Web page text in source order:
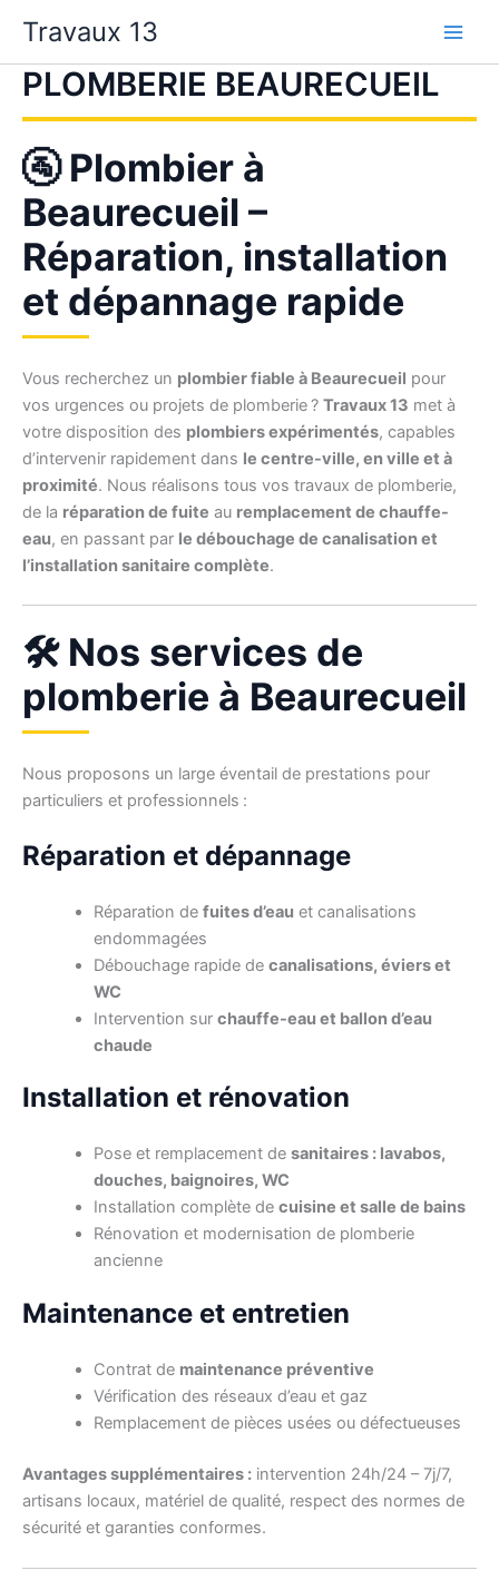
contenu
Travaux 13
PLOMBERIE BEAURECUEIL
🚰 Plombier à
Beaurecueil –
Réparation, installation
et dépannage rapide
Vous recherchez un plombier fiable à Beaurecueil pour
vos urgences ou projets de plomberie ? Travaux 13 met à
votre disposition des plombiers expérimentés, capables
d’intervenir rapidement dans le centre-ville, en ville et à
proximité. Nous réalisons tous vos travaux de plomberie,
de la réparation de fuite au remplacement de chauffe-
eau, en passant par le débouchage de canalisation et
l’installation sanitaire complète.
🛠️ Nos services de
plomberie à Beaurecueil
Nous proposons un large éventail de prestations pour
particuliers et professionnels :
Réparation et dépannage
Réparation de fuites d’eau et canalisations
endommagées
Débouchage rapide de canalisations, éviers et
WC
Intervention sur chauffe-eau et ballon d’eau
chaude
Installation et rénovation
Pose et remplacement de sanitaires : lavabos,
douches, baignoires, WC
Installation complète de cuisine et salle de bains
Rénovation et modernisation de plomberie
ancienne
Maintenance et entretien
Contrat de maintenance préventive
Vérification des réseaux d’eau et gaz
Remplacement de pièces usées ou défectueuses
Avantages supplémentaires : intervention 24h/24 – 7j/7,
artisans locaux, matériel de qualité, respect des normes de
sécurité et garanties conformes.